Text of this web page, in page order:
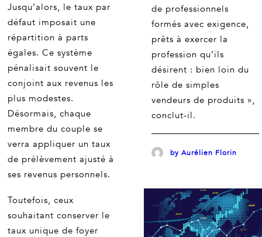
de professionnels
formés avec exigence,
prêts à exercer la
profession qu’ils
désirent : bien loin du
rôle de simples
vendeurs de produits »,
conclut-il.
by Aurélien Florin
Jusqu’alors, le taux par
défaut imposait une
répartition à parts
égales. Ce système
pénalisait souvent le
conjoint aux revenus les
plus modestes.
Désormais, chaque
membre du couple se
verra appliquer un taux
de prélèvement ajusté à
ses revenus personnels.
Toutefois, ceux
souhaitant conserver le
taux unique de foyer